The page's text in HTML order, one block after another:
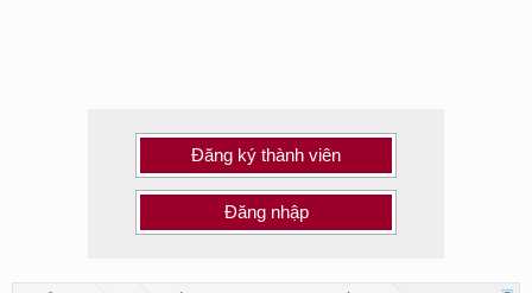
Đăng ký thành viên
Đăng nhập